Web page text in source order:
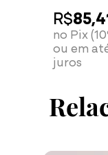
R$
no Pix
ou em
juros